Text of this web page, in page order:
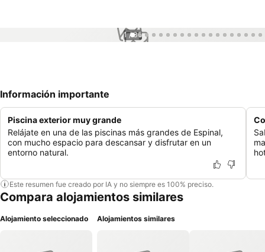
1 / 35
Información importante
Piscina exterior muy grande
Relájate en una de las piscinas más grandes de Espinal,
con mucho espacio para descansar y disfrutar en un
entorno natural.
Este resumen fue creado por IA y no siempre es 100% preciso.
Compara alojamientos similares
Alojamiento seleccionado Alojamientos similares